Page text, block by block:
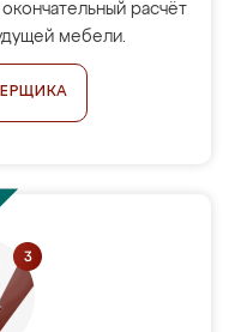
расчёт
мебели.